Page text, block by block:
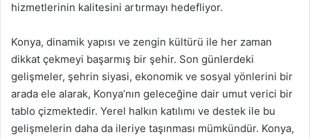
hizmetlerinin kalitesini artırmayı hedefliyor.
Konya, dinamik yapısı ve zengin kültürü ile her zaman
dikkat çekmeyi başarmış bir şehir. Son günlerdeki
gelişmeler, şehrin siyasi, ekonomik ve sosyal yönlerini bir
arada ele alarak, Konya’nın geleceğine dair umut verici bir
tablo çizmektedir. Yerel halkın katılımı ve destek ile bu
gelişmelerin daha da ileriye taşınması mümkündür. Konya,